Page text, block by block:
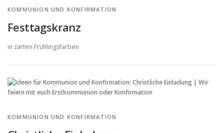
KOMMUNION UND KONFIRMATION
Festtagskranz
in zarten Frühlingsfarben
KOMMUNION UND KONFIRMATION